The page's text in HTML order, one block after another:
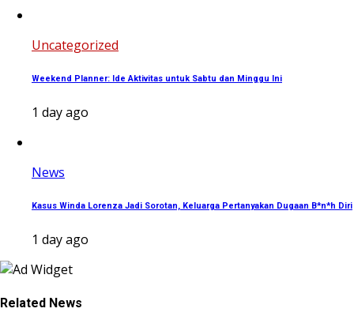
Uncategorized
Weekend Planner: Ide Aktivitas untuk Sabtu dan Minggu Ini
1 day ago
News
Kasus Winda Lorenza Jadi Sorotan, Keluarga Pertanyakan Dugaan B*n*h Diri
1 day ago
Related News